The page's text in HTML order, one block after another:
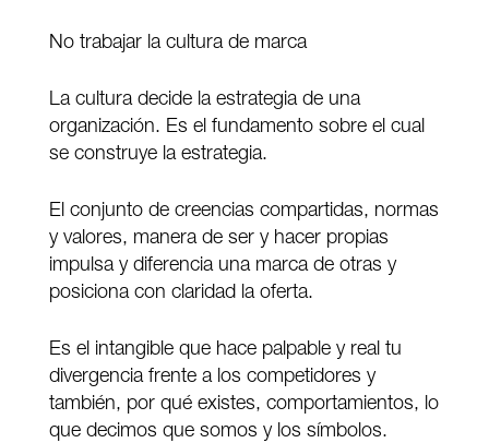
No trabajar la cultura de marca
La cultura decide la estrategia de una
organización. Es el fundamento sobre el cual
se construye la estrategia.
El conjunto de creencias compartidas, normas
y valores, manera de ser y hacer propias
impulsa y diferencia una marca de otras y
posiciona con claridad la oferta.
Es el intangible que hace palpable y real tu
divergencia frente a los competidores y
también, por qué existes, comportamientos, lo
que decimos que somos y los símbolos.